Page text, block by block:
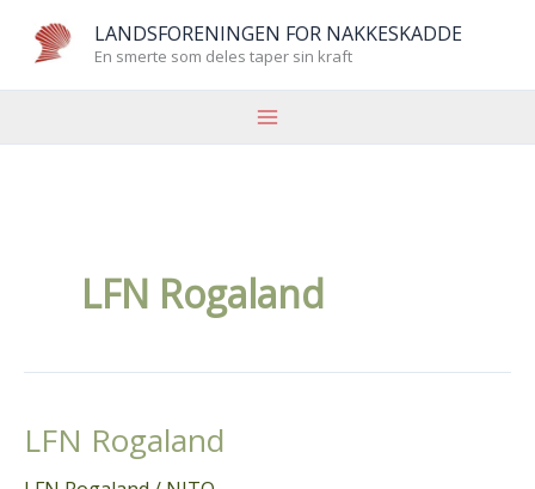
LANDSFORENINGEN FOR NAKKESKADDE
En smerte som deles taper sin kraft
LFN Rogaland
LFN Rogaland